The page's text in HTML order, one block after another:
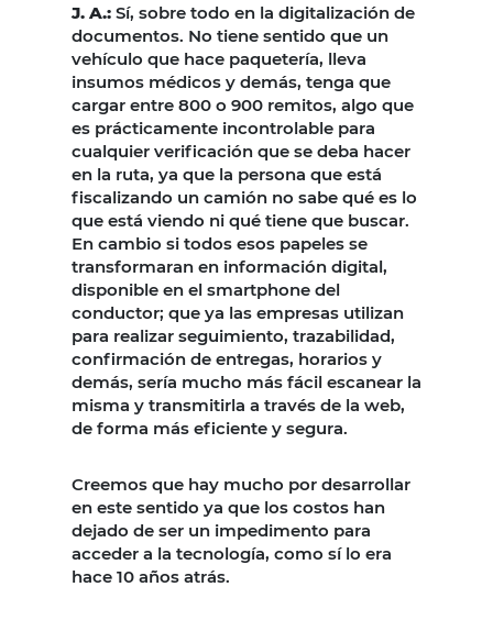
J. A.: Sí, sobre todo en la digitalización de
documentos. No tiene sentido que un
vehículo que hace paquetería, lleva
insumos médicos y demás, tenga que
cargar entre 800 o 900 remitos, algo que
es prácticamente incontrolable para
cualquier verificación que se deba hacer
en la ruta, ya que la persona que está
fiscalizando un camión no sabe qué es lo
que está viendo ni qué tiene que buscar.
En cambio si todos esos papeles se
transformaran en información digital,
disponible en el smartphone del
conductor; que ya las empresas utilizan
para realizar seguimiento, trazabilidad,
confirmación de entregas, horarios y
demás, sería mucho más fácil escanear la
misma y transmitirla a través de la web,
de forma más eficiente y segura.
Creemos que hay mucho por desarrollar
en este sentido ya que los costos han
dejado de ser un impedimento para
acceder a la tecnología, como sí lo era
hace 10 años atrás.